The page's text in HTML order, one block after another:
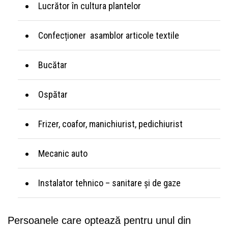
Lucrător în cultura plantelor
Confecționer asamblor articole textile
Bucătar
Ospătar
Frizer, coafor, manichiurist, pedichiurist
Mecanic auto
Instalator tehnico – sanitare și de gaze
Persoanele care optează pentru unul din